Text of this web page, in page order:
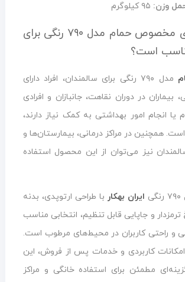
وزن:
ویلچر ارتوپدی مخصوص حمام مدل ۷۹۰ رنگی برای
است؟
مدل ۷۹۰ رنگی برای سالمندان، افراد دارای
در دوران نقاهت، جانبازان و افرادی
یا انجام امور بهداشتی به کمک نیاز دارند،
همچنین در مراکز درمانی، بیمارستان‌ها و
نیز می‌توان از این محصول استفاده
ایران بهکار با طراحی ارتوپدی، بدنه
و جاپایی قابل تنظیم، انتخابی مناسب
و راحتی کاربران در محیط‌های مرطوب است.
کاربردی و خدمات پس از فروش، این
مطمئن برای استفاده خانگی و مراکز